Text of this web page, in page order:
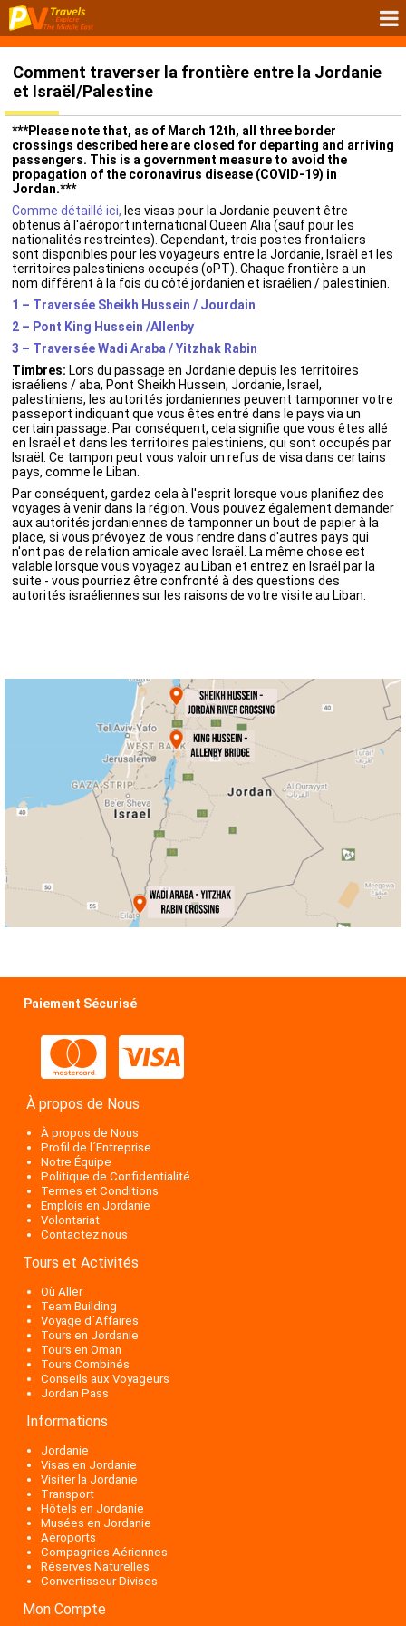
Comment traverser la frontière entre la Jordanie
et Israël/Palestine
***Please note that, as of March 12th, all three border
crossings described here are closed for departing and arriving
passengers. This is a government measure to avoid the
propagation of the coronavirus disease (COVID-19) in
Jordan.***
Comme détaillé ici, les visas pour la Jordanie peuvent être
obtenus à l'aéroport international Queen Alia (sauf pour les
nationalités restreintes). Cependant, trois postes frontaliers
sont disponibles pour les voyageurs entre la Jordanie, Israël et les
territoires palestiniens occupés (oPT). Chaque frontière a un
nom différent à la fois du côté jordanien et israélien / palestinien.
1 – Traversée Sheikh Hussein / Jourdain
2 – Pont King Hussein /Allenby
3 – Traversée Wadi Araba / Yitzhak Rabin
Timbres: Lors du passage en Jordanie depuis les territoires
israéliens / aba, Pont Sheikh Hussein, Jordanie, Israel,
palestiniens, les autorités jordaniennes peuvent tamponner votre
passeport indiquant que vous êtes entré dans le pays via un
certain passage. Par conséquent, cela signifie que vous êtes allé
en Israël et dans les territoires palestiniens, qui sont occupés par
Israël. Ce tampon peut vous valoir un refus de visa dans certains
pays, comme le Liban.
Par conséquent, gardez cela à l'esprit lorsque vous planifiez des
voyages à venir dans la région. Vous pouvez également demander
aux autorités jordaniennes de tamponner un bout de papier à la
place, si vous prévoyez de vous rendre dans d'autres pays qui
n'ont pas de relation amicale avec Israël. La même chose est
valable lorsque vous voyagez au Liban et entrez en Israël par la
suite - vous pourriez être confronté à des questions des
autorités israéliennes sur les raisons de votre visite au Liban.
Paiement Sécurisé
À propos de Nous
À propos de Nous
Profil de l´Entreprise
Notre Équipe
Politique de Confidentialité
Termes et Conditions
Emplois en Jordanie
Volontariat
Contactez nous
Tours et Activités
Où Aller
Team Building
Voyage d´Affaires
Tours en Jordanie
Tours en Oman
Tours Combinés
Conseils aux Voyageurs
Jordan Pass
Informations
Jordanie
Visas en Jordanie
Visiter la Jordanie
Transport
Hôtels en Jordanie
Musées en Jordanie
Aéroports
Compagnies Aériennes
Réserves Naturelles
Convertisseur Divises
Mon Compte